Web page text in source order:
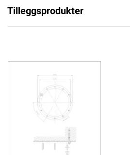
Tilleggsprodukter